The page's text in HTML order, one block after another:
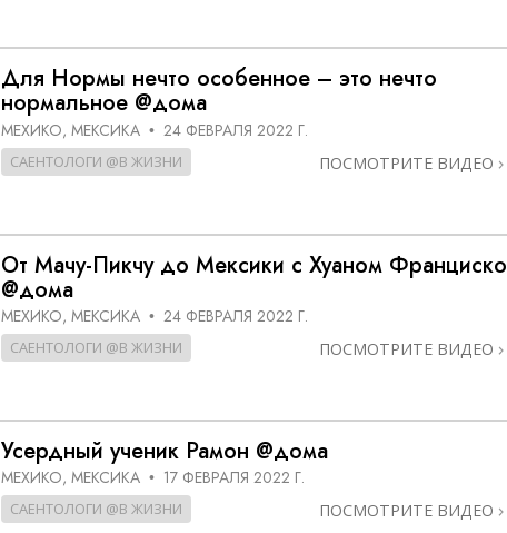
Для Нормы нечто особенное – это нечто
нормальное @дома
МЕХИКО, МЕКСИКА • 24 ФЕВРАЛЯ 2022 Г.
САЕНТОЛОГИ @В ЖИЗНИ ПОСМОТРИТЕ ВИДЕО
От Мачу-Пикчу до Мексики с Хуаном Франциско
@дома
МЕХИКО, МЕКСИКА • 24 ФЕВРАЛЯ 2022 Г.
САЕНТОЛОГИ @В ЖИЗНИ ПОСМОТРИТЕ ВИДЕО
Усердный ученик Рамон @дома
МЕХИКО, МЕКСИКА • 17 ФЕВРАЛЯ 2022 Г.
САЕНТОЛОГИ @В ЖИЗНИ ПОСМОТРИТЕ ВИДЕО